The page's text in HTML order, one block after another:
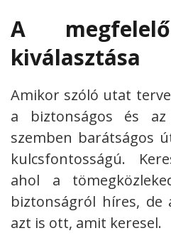
A
kiválasztása
Amikor szóló utat
a biztonságos és az
szemben barátságos
kulcsfontosságú.
ahol a
biztonságról híres, de
azt is ott, amit keresel.